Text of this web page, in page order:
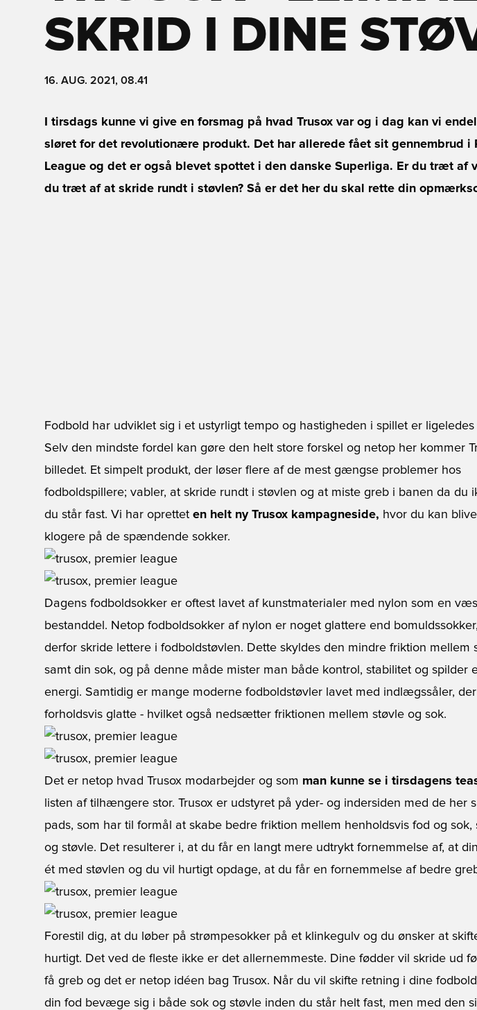
SKRID I DINE
16. AUG. 2021, 08.41
I tirsdags kunne vi give en forsmag på hvad Trusox var og i dag kan vi
sløret for det revolutionære produkt. Det har allerede fået sit gennembrud i
League og det er også blevet spottet i den danske Superliga. Er du træt af
du træt af at skride rundt i støvlen? Så er det her du skal rette din
Fodbold har udviklet sig i et ustyrligt tempo og hastigheden i spillet er ligeledes
Selv den mindste fordel kan gøre den helt store forskel og netop her kommer
billedet. Et simpelt produkt, der løser flere af de mest gængse problemer hos
fodboldspillere; vabler, at skride rundt i støvlen og at miste greb i banen da du
du står fast. Vi har oprettet en helt ny Trusox kampagneside, hvor du kan
klogere på de spændende sokker.
Dagens fodboldsokker er oftest lavet af kunstmaterialer med nylon som en
bestanddel. Netop fodboldsokker af nylon er noget glattere end
derfor skride lettere i fodboldstøvlen. Dette skyldes den mindre friktion mellem
samt din sok, og på denne måde mister man både kontrol, stabilitet og spilder
energi. Samtidig er mange moderne fodboldstøvler lavet med indlægssåler,
forholdsvis glatte - hvilket også nedsætter friktionen mellem støvle og sok.
Det er netop hvad Trusox modarbejder og som man kunne se i tirsdagens
listen af tilhængere stor. Trusox er udstyret på yder- og indersiden med de her
pads, som har til formål at skabe bedre friktion mellem henholdsvis fod og sok,
og støvle. Det resulterer i, at du får en langt mere udtrykt fornemmelse af, at
ét med støvlen og du vil hurtigt opdage, at du får en fornemmelse af bedre
Forestil dig, at du løber på strømpesokker på et klinkegulv og du ønsker at
hurtigt. Det ved de fleste ikke er det allernemmeste. Dine fødder vil skride ud
få greb og det er netop idéen bag Trusox. Når du vil skifte retning i dine
din fod bevæge sig i både sok og støvle inden du står helt fast, men med den